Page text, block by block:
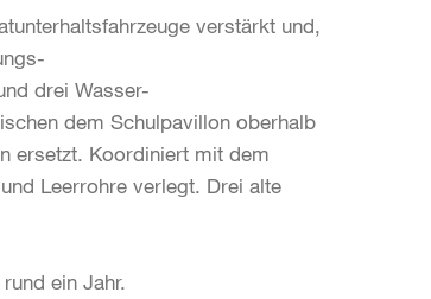
verstärkt und,
drei Wasser-
dem Schulpavillon oberhalb
ersetzt. Koordiniert mit dem
Leerrohre verlegt. Drei alte
ein Jahr.